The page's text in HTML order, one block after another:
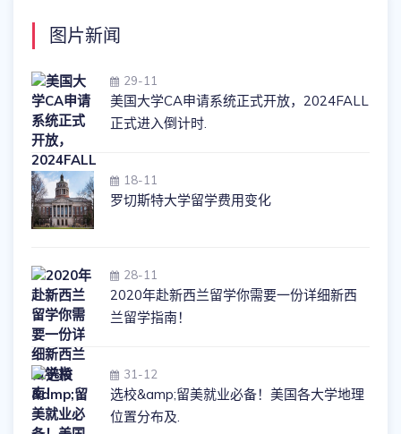
图片新闻
29-11
美国大学CA申请系统正式开放，2024FALL
正式进入倒计时.
18-11
罗切斯特大学留学费用变化
28-11
2020年赴新西兰留学你需要一份详细新西
兰留学指南！
31-12
选校&amp;留美就业必备！美国各大学地理
位置分布及.